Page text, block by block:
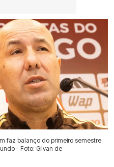
faz balanço do primeiro semestre
- Foto: Gilvan de